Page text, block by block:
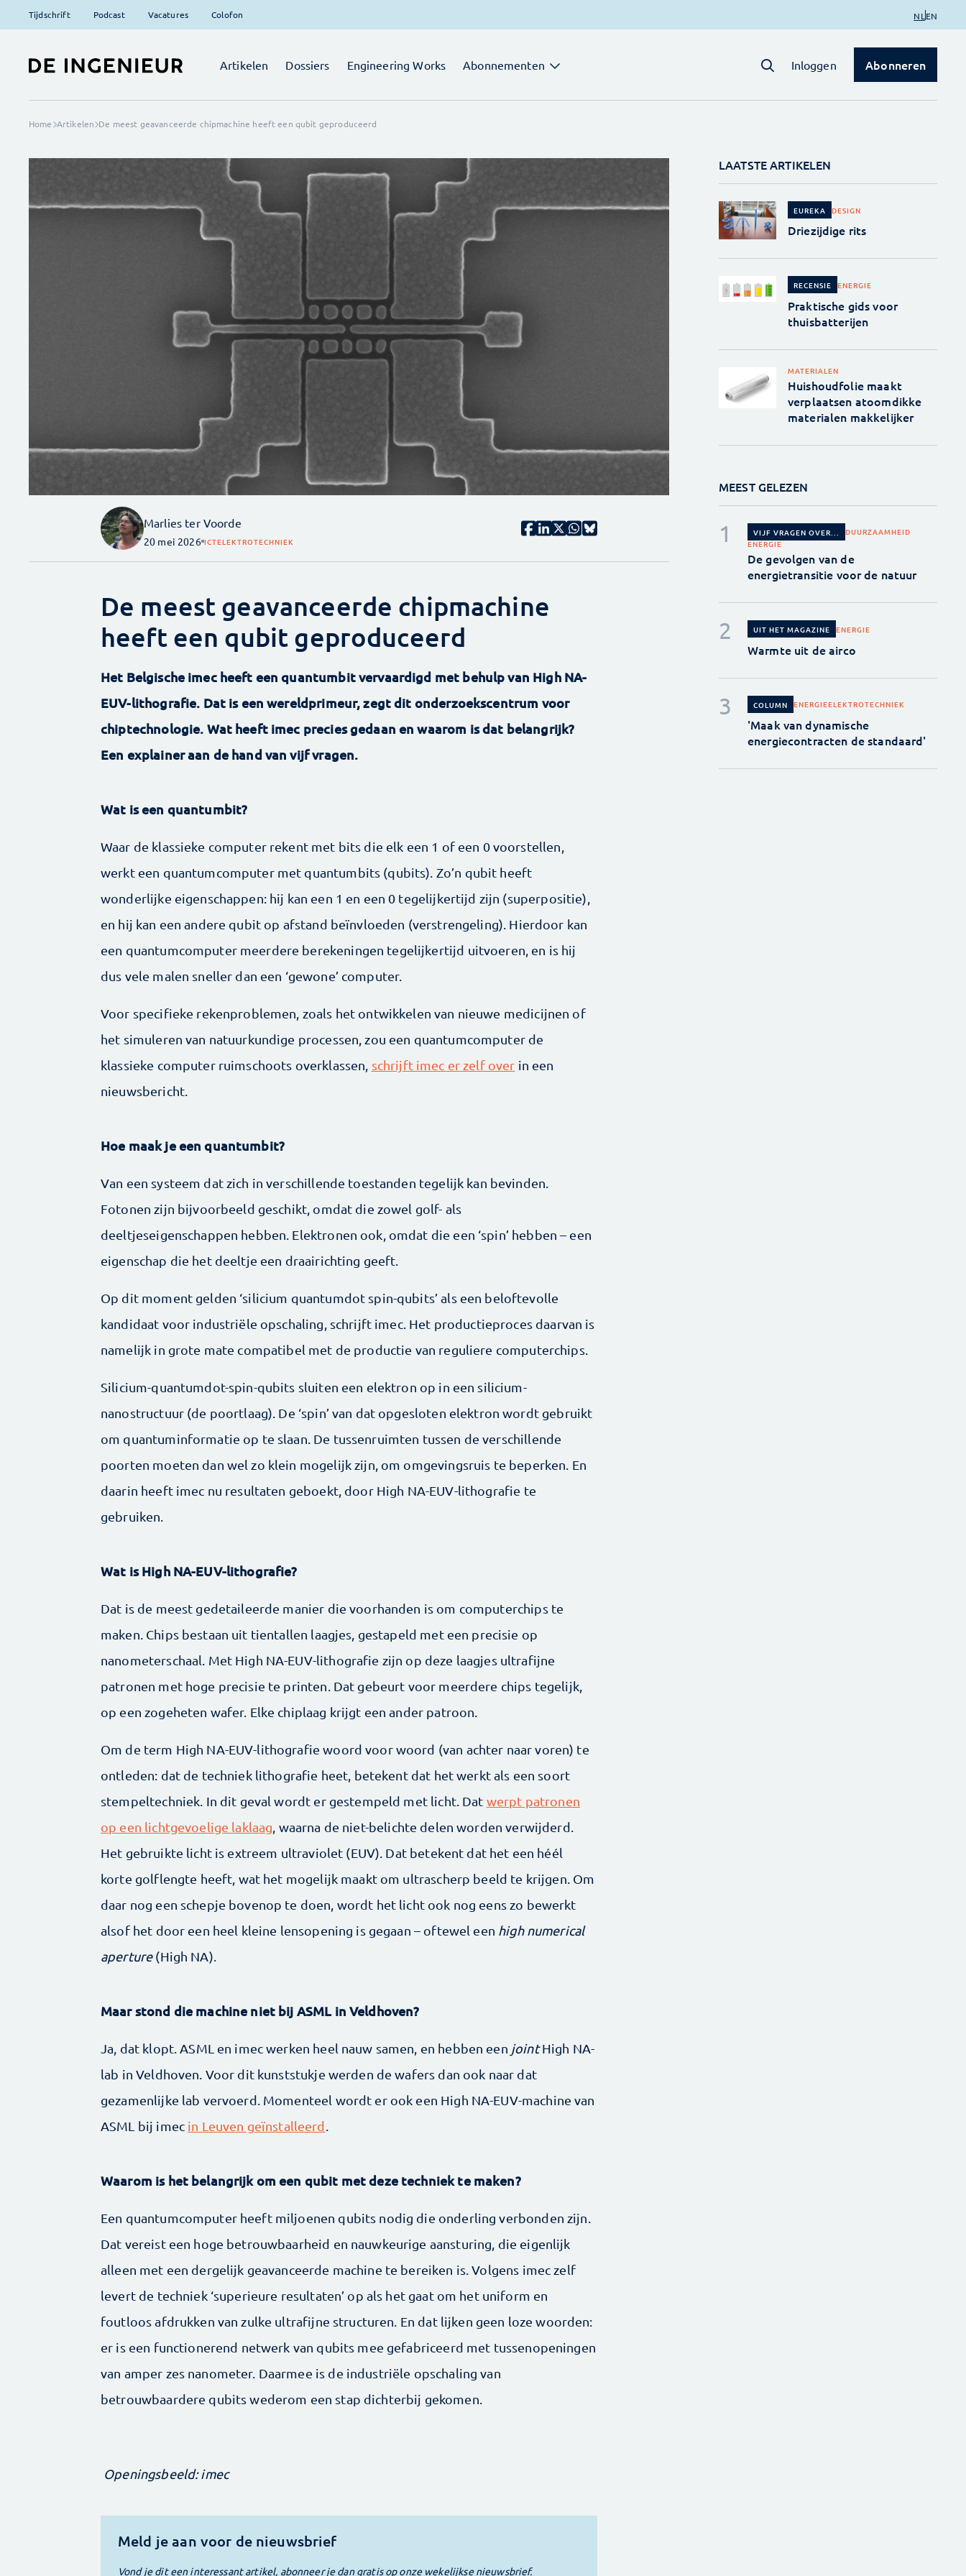
Tijdschrift Podcast Vacatures Colofon NL EN
Artikelen Dossiers Engineering Works Abonnementen Inloggen Abonneren
Home Artikelen De meest geavanceerde chipmachine heeft een qubit geproduceerd
Marlies ter Voorde
20 mei 2026 ICTELEKTROTECHNIEK
De meest geavanceerde chipmachine
heeft een qubit geproduceerd
Het Belgische imec heeft een quantumbit vervaardigd met behulp van High NA-
EUV-lithografie. Dat is een wereldprimeur, zegt dit onderzoekscentrum voor
chiptechnologie. Wat heeft imec precies gedaan en waarom is dat belangrijk?
Een explainer aan de hand van vijf vragen.
Wat is een quantumbit?
Waar de klassieke computer rekent met bits die elk een 1 of een 0 voorstellen,
werkt een quantumcomputer met quantumbits (qubits). Zo’n qubit heeft
wonderlijke eigenschappen: hij kan een 1 en een 0 tegelijkertijd zijn (superpositie),
en hij kan een andere qubit op afstand beïnvloeden (verstrengeling). Hierdoor kan
een quantumcomputer meerdere berekeningen tegelijkertijd uitvoeren, en is hij
dus vele malen sneller dan een ‘gewone’ computer.
Voor specifieke rekenproblemen, zoals het ontwikkelen van nieuwe medicijnen of
het simuleren van natuurkundige processen, zou een quantumcomputer de
klassieke computer ruimschoots overklassen, schrijft imec er zelf over in een
nieuwsbericht.
Hoe maak je een quantumbit?
Van een systeem dat zich in verschillende toestanden tegelijk kan bevinden.
Fotonen zijn bijvoorbeeld geschikt, omdat die zowel golf- als
deeltjeseigenschappen hebben. Elektronen ook, omdat die een ‘spin’ hebben – een
eigenschap die het deeltje een draairichting geeft.
Op dit moment gelden ‘silicium quantumdot spin-qubits’ als een beloftevolle
kandidaat voor industriële opschaling, schrijft imec. Het productieproces daarvan is
namelijk in grote mate compatibel met de productie van reguliere computerchips.
Silicium-quantumdot-spin-qubits sluiten een elektron op in een silicium-
nanostructuur (de poortlaag). De ‘spin’ van dat opgesloten elektron wordt gebruikt
om quantuminformatie op te slaan. De tussenruimten tussen de verschillende
poorten moeten dan wel zo klein mogelijk zijn, om omgevingsruis te beperken. En
daarin heeft imec nu resultaten geboekt, door High NA-EUV-lithografie te
gebruiken.
Wat is High NA-EUV-lithografie?
Dat is de meest gedetaileerde manier die voorhanden is om computerchips te
maken. Chips bestaan uit tientallen laagjes, gestapeld met een precisie op
nanometerschaal. Met High NA-EUV-lithografie zijn op deze laagjes ultrafijne
patronen met hoge precisie te printen. Dat gebeurt voor meerdere chips tegelijk,
op een zogeheten wafer. Elke chiplaag krijgt een ander patroon.
Om de term High NA-EUV-lithografie woord voor woord (van achter naar voren) te
ontleden: dat de techniek lithografie heet, betekent dat het werkt als een soort
stempeltechniek. In dit geval wordt er gestempeld met licht. Dat werpt patronen
op een lichtgevoelige laklaag , waarna de niet-belichte delen worden verwijderd.
Het gebruikte licht is extreem ultraviolet (EUV). Dat betekent dat het een héél
korte golflengte heeft, wat het mogelijk maakt om ultrascherp beeld te krijgen. Om
daar nog een schepje bovenop te doen, wordt het licht ook nog eens zo bewerkt
alsof het door een heel kleine lensopening is gegaan – oftewel een high numerical
aperture(High NA).
Maar stond die machine niet bij ASML in Veldhoven?
Ja, dat klopt. ASML en imec werken heel nauw samen, en hebben een jointHigh NA-
lab in Veldhoven. Voor dit kunststukje werden de wafers dan ook naar dat
gezamenlijke lab vervoerd. Momenteel wordt er ook een High NA-EUV-machine van
ASML bij imec in Leuven geïnstalleerd
Waarom is het belangrijk om een qubit met deze techniek te maken?
Een quantumcomputer heeft miljoenen qubits nodig die onderling verbonden zijn.
Dat vereist een hoge betrouwbaarheid en nauwkeurige aansturing, die eigenlijk
alleen met een dergelijk geavanceerde machine te bereiken is. Volgens imec zelf
levert de techniek ‘superieure resultaten’ op als het gaat om het uniform en
foutloos afdrukken van zulke ultrafijne structuren. En dat lijken geen loze woorden:
er is een functionerend netwerk van qubits mee gefabriceerd met tussenopeningen
van amper zes nanometer. Daarmee is de industriële opschaling van
betrouwbaardere qubits wederom een stap dichterbij gekomen.
Openingsbeeld: imec
Meld je aan voor de nieuwsbrief
Vond je dit een interessant artikel, abonneer je dan gratis op onze wekelijkse nieuwsbrief.
LAATSTE ARTIKELEN
EUREKA DESIGN
Driezijdige rits
RECENSIE ENERGIE
Praktische gids voor
thuisbatterijen
MATERIALEN
Huishoudfolie maakt
verplaatsen atoomdikke
materialen makkelijker
MEEST GELEZEN
VIJF VRAGEN OVER...
DUURZAAMHEID
ENERGIE
De gevolgen van de
energietransitie voor de natuur
UIT HET MAGAZINE ENERGIE
Warmte uit de airco
COLUMN ENERGIEELEKTROTECHNIEK
'Maak van dynamische
energiecontracten de standaard'